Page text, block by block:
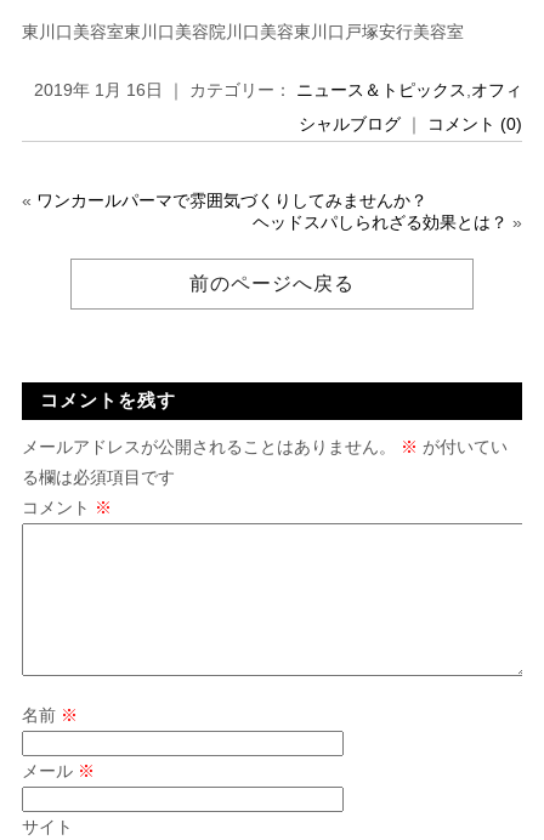
東川口美容室東川口美容院川口美容東川口戸塚安行美容室
2019年 1月 16日 ｜ カテゴリー： ニュース＆トピックス オフィ
シャルブログ ｜ コメント (0)
« ワンカールパーマで雰囲気づくりしてみませんか？
ヘッドスパしられざる効果とは？ »
前のページへ戻る
コメントを残す
メールアドレスが公開されることはありません。 ※ が付いてい
る欄は必須項目です
コメント ※
名前 ※
メール ※
サイト